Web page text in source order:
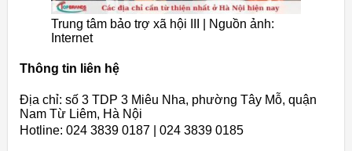
Trung tâm bảo trợ xã hội III | Nguồn ảnh:
Internet
Thông tin liên hệ
Địa chỉ: số 3 TDP 3 Miêu Nha, phường Tây Mỗ, quận
Nam Từ Liêm, Hà Nội
Hotline: 024 3839 0187 | 024 3839 0185